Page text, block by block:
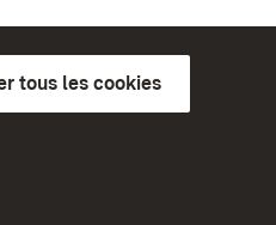
tous les cookies